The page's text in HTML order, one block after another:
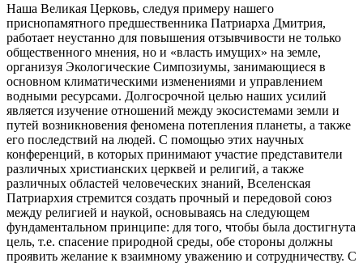
Наша Великая Церковь, следуя примеру нашего
приснопамятного предшественника Патриарха Дмитрия,
работает неустанно для повышения отзывчивости не только
общественного мнения, но и «власть имущих» на земле,
организуя Экологические Симпозиумы, занимающиеся в
основном климатическими изменениями и управлением
водными ресурсами. Долгосрочной целью наших усилий
является изучение отношений между экосистемами земли и
путей возникновения феномена потепления планеты, а также
его последствий на людей. С помощью этих научных
конференций, в которых принимают участие представители
различных христианских церквей и религий, а также
различных областей человеческих знаний, Вселенская
Патриархия стремится создать прочный и передовой союз
между религией и наукой, основываясь на следующем
фундаментальном принципе: для того, чтобы была достигнута
цель, т.е. спасение природной среды, обе стороны должны
проявить желание к взаимному уважению и сотрудничеству. С